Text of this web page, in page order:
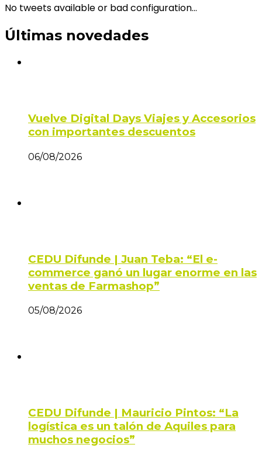
No tweets available or bad configuration...
Últimas novedades
Vuelve Digital Days Viajes y Accesorios
con importantes descuentos
06/08/2026
CEDU Difunde | Juan Teba: “El e-
commerce ganó un lugar enorme en las
ventas de Farmashop”
05/08/2026
CEDU Difunde | Mauricio Pintos: “La
logística es un talón de Aquiles para
muchos negocios”